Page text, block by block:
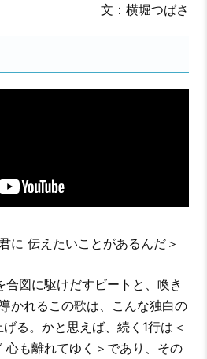
文：横堀つばさ
に 伝えたいことがあるんだ＞
図に駆けだすビートと、喚き
かれるこの歌は、こんな独白の
る。かと思えば、続く1行は＜
心も離れてゆく＞であり、その